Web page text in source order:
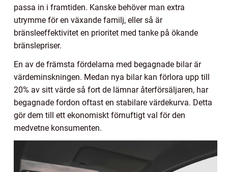
passa in i framtiden. Kanske behöver man extra
utrymme för en växande familj, eller så är
bränsleeffektivitet en prioritet med tanke på ökande
bränslepriser.
En av de främsta fördelarna med begagnade bilar är
värdeminskningen. Medan nya bilar kan förlora upp till
20% av sitt värde så fort de lämnar återförsäljaren, har
begagnade fordon oftast en stabilare värdekurva. Detta
gör dem till ett ekonomiskt förnuftigt val för den
medvetne konsumenten.